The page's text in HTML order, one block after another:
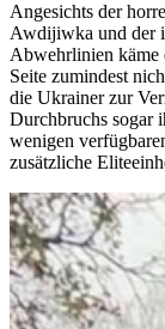
Angesichts der
Awdijiwka und der
Abwehrlinien käme
Seite zumindest
die Ukrainer zur
Durchbruchs sogar
wenigen
zusätzliche